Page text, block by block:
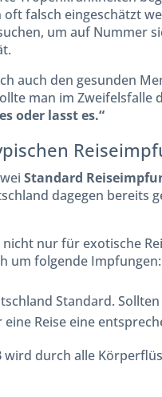
oft falsch eingeschätzt
um auf Nummer
auch den gesunden
man im Zweifelsfalle
oder lasst es.“
Standard
dagegen bereits
nur für exotische
um folgende Impfungen:
Standard.
Reise eine
wird durch alle